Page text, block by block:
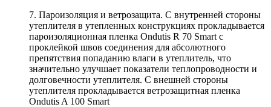
7. Пароизоляция и ветрозащита. С внутренней стороны
утеплителя в утепленных конструкциях прокладывается
пароизоляционная пленка Ondutis R 70 Smart с
проклейкой швов соединения для абсолютного
препятствия попаданию влаги в утеплитель, что
значительно улучшает показатели теплопроводности и
долговечности утеплителя. С внешней стороны
утеплителя прокладывается ветрозащитная пленка
Ondutis A 100 Smart